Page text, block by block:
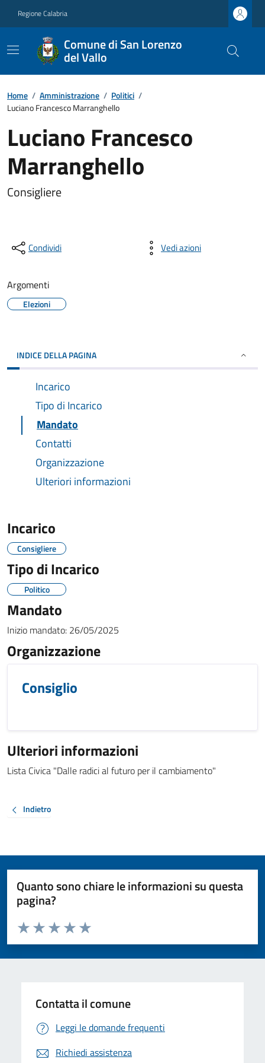
Regione Calabria
Comune di San Lorenzo
del Vallo
Home / Amministrazione / Politici /
Luciano Francesco Marranghello
Luciano Francesco
Marranghello
Consigliere
Condividi Vedi azioni
Argomenti
Elezioni
INDICE DELLA PAGINA
Incarico
Tipo di Incarico
Mandato
Contatti
Organizzazione
Ulteriori informazioni
Incarico
Consigliere
Tipo di Incarico
Politico
Mandato
Inizio mandato: 26/05/2025
Organizzazione
Consiglio
Ulteriori informazioni
Lista Civica "Dalle radici al futuro per il cambiamento"
Indietro
Quanto sono chiare le informazioni su questa
pagina?
Valuta da 1 a 5 stelle la pagina
Valuta 5 stelle su 5
Valuta 4 stelle su 5
Valuta 3 stelle su 5
Valuta 2 stelle su 5
Valuta 1 stelle su 5
Contatta il comune
Leggi le domande frequenti
Richiedi assistenza